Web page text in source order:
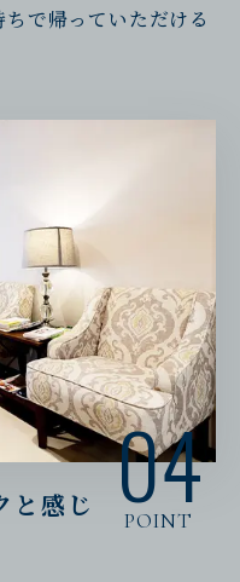
で帰っていただける
04
POINT
と感じ